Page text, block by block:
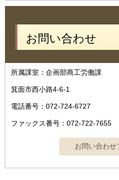
お問い合わせ
所属課室：企画部商工労働課
箕面市西小路4-6-1
電話番号：072-724-6727
ファックス番号：072-722-7655